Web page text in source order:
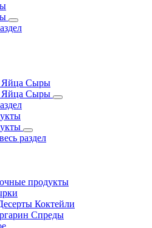
Яйца Сыры
Яйца Сыры
раздел
продукты
Коктейли
Спреды